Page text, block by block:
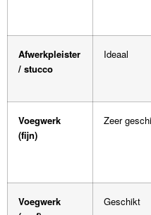
Afwerkpleister
/ stucco
Ideaal
Voegwerk
(fijn)
Zeer
Voegwerk
Geschikt